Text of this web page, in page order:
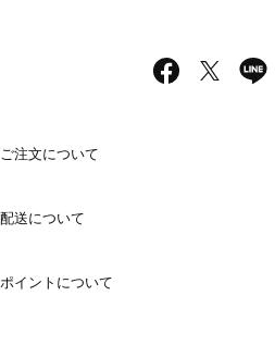
ご注文について
配送について
ポイントについて